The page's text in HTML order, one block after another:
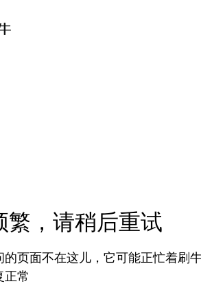
繁，请稍后重试
的页面不在这儿，它可能正忙着刷
正常